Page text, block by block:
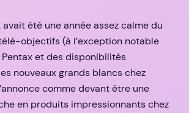
avait été une année assez calme du
objectifs (à l’exception notable
et des disponibilités
nouveaux grands blancs chez
comme devant être une
en produits impressionnants chez